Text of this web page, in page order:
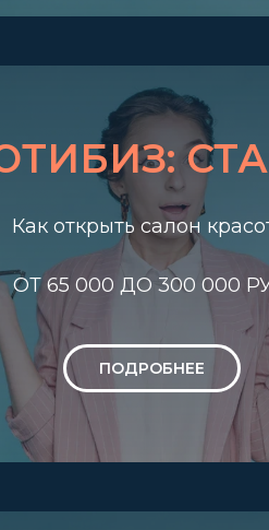
Как открыть салон
ОТ 65 000 ДО 300 000
ПОДРОБНЕЕ